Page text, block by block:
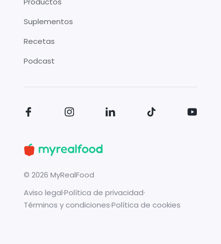
Suplementos
Recetas
Podcast
© 2026 MyRealFood
Aviso legal·Política de privacidad·
Términos y condiciones·Política de cookies